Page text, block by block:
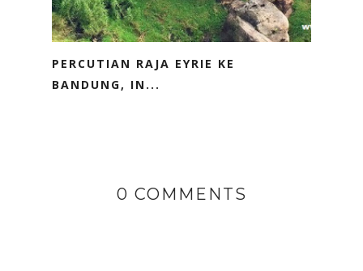
PERCUTIAN RAJA EYRIE KE
BANDUNG, IN...
0 COMMENTS